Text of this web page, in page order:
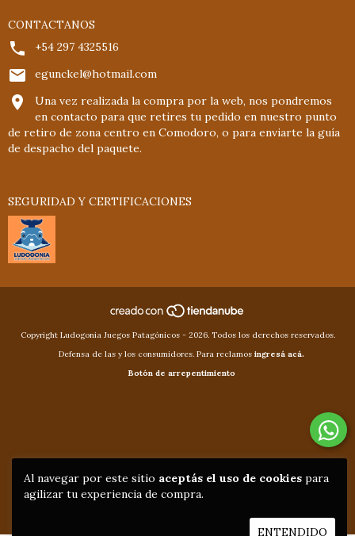
Al navegar por este sitio aceptás el uso de cookies para
agilizar tu experiencia de compra.
ENTENDIDO
CONTACTANOS
+54 297 4325516
egunckel@hotmail.com
Una vez realizada la compra por la web, nos pondremos
en contacto para que retires tu pedido en nuestro punto
de retiro de zona centro en Comodoro, o para enviarte la guía
de despacho del paquete.
SEGURIDAD Y CERTIFICACIONES
Copyright Ludogonia Juegos Patagónicos - 2026. Todos los derechos reservados.
Defensa de las y los consumidores. Para reclamos ingresá acá.
Botón de arrepentimiento